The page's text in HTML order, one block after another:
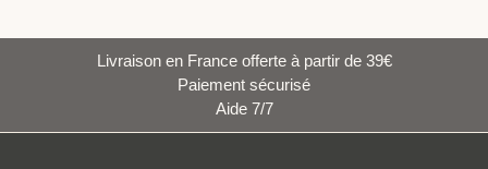
Livraison en France offerte à partir de 39€
Paiement sécurisé
Aide 7/7